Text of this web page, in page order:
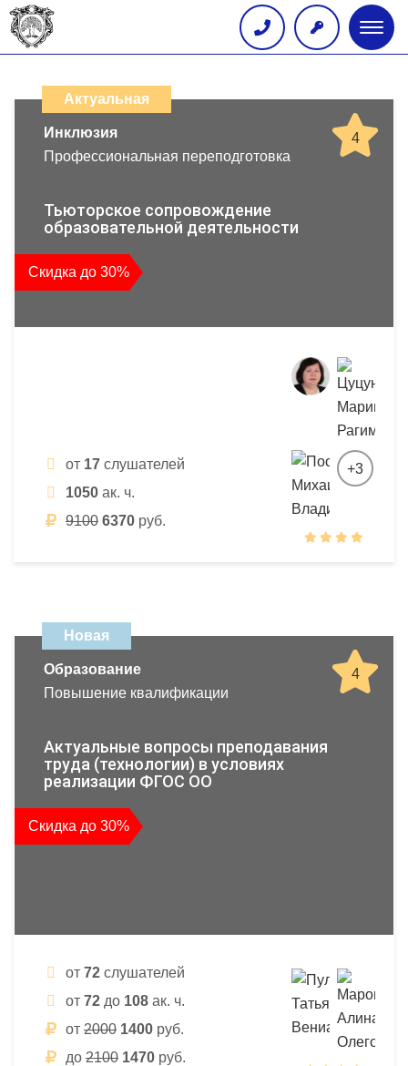
меню
дистанционных
образовательных
повышения
квалификации
и
профессиональной
Актуальная
4
Инклюзия
Профессиональная переподготовка
Тьюторское сопровождение
образовательной деятельности
Скидка до 30%
от 17 слушателей
1050 ак. ч.
9100 6370 руб.
+3
Новая
4
Образование
Повышение квалификации
Актуальные вопросы преподавания
труда (технологии) в условиях
реализации ФГОС ОО
Скидка до 30%
от 72 слушателей
от 72 до 108 ак. ч.
от 2000 1400 руб.
до 2100 1470 руб.